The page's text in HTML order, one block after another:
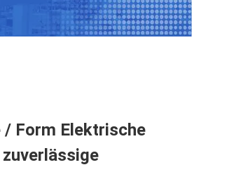
Form Elektrische